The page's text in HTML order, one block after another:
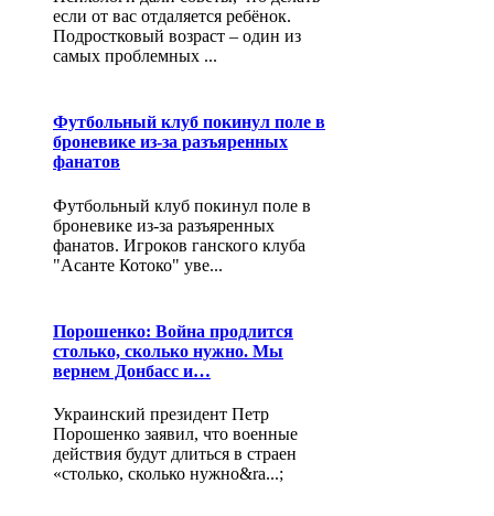
если от вас отдаляется ребёнок.
Подростковый возраст – один из
самых проблемных ...
Футбольный клуб покинул поле в
броневике из-за разъяренных
фанатов
Футбольный клуб покинул поле в
броневике из-за разъяренных
фанатов. Игроков ганского клуба
"Асанте Котоко" уве...
Порошенко: Война продлится
столько, сколько нужно. Мы
вернем Донбасс и…
Украинский президент Петр
Порошенко заявил, что военные
действия будут длиться в страен
«столько, сколько нужно&ra...;